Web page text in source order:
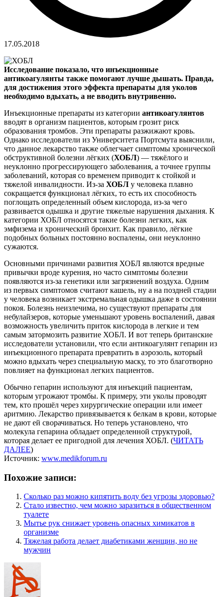
17.05.2018
Исследование показало, что инъекционные
антикоагулянты также помогают лучше дышать. Правда,
для достижения этого эффекта препараты для уколов
необходимо вдыхать, а не вводить внутривенно.
Инъекционные препараты из категории антикоагулянтов
вводят в организм пациентов, которым грозит риск
образования тромбов. Эти препараты разжижают кровь.
Однако исследователи из Университета Портсмута выяснили,
что данное лекарство также облегчает симптомы хронической
обструктивной болезни лёгких (ХОБЛ) — тяжёлого и
неуклонно прогрессирующего заболевания, а точнее группы
заболеваний, которая со временем приводит к стойкой и
тяжелой инвалидности. Из-за ХОБЛ у человека плавно
сокращается функционал лёгких, то есть их способность
поглощать определенный объем кислорода, из-за чего
развивается одышка и другие тяжелые нарушения дыхания. К
категории ХОБЛ относятся такие болезни легких, как
эмфизема и хронический бронхит. Как правило, лёгкие
подобных больных постоянно воспалены, они неуклонно
сужаются.
Основными причинами развития ХОБЛ являются вредные
привычки вроде курения, но часто симптомы болезни
появляются из-за генетики или загрязнений воздуха. Одним
из первых симптомов считают кашель, ну а на поздней стадии
у человека возникает экстремальная одышка даже в состоянии
покоя. Болезнь неизлечима, но существуют препараты для
небулайзеров, которые уменьшают уровень воспалений, давая
возможность увеличить приток кислорода в легкие и тем
самым затормозить развитие ХОБЛ. И вот теперь британские
исследователи установили, что если антикоагулянт гепарин из
инъекционного препарата превратить в аэрозоль, который
можно вдыхать через специальную маску, то это благотворно
повлияет на функционал легких пациентов.
Обычно гепарин используют для инъекций пациентам,
которым угрожают тромбы. К примеру, эти уколы проводят
тем, кто прошёл через хирургические операции или имеет
аритмию. Лекарство привязывается к белкам в крови, которые
не дают ей сворачиваться. Но теперь установлено, что
молекула гепарина обладает определенной структурой,
которая делает ее пригодной для лечения ХОБЛ. (ЧИТАТЬ
ДАЛЕЕ)
Источник: www.medikforum.ru
Похожие записи:
Сколько раз можно кипятить воду без угрозы здоровью?
Стало известно, чем можно заразиться в общественном
туалете
Мытье рук снижает уровень опасных химикатов в
организме
Тяжелая работа делает диабетиками женщин, но не
мужчин